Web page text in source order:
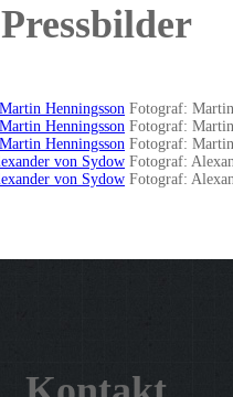
Pressbilder
Fotograf:
Fotograf:
Fotograf:
Fotograf:
Fotograf: